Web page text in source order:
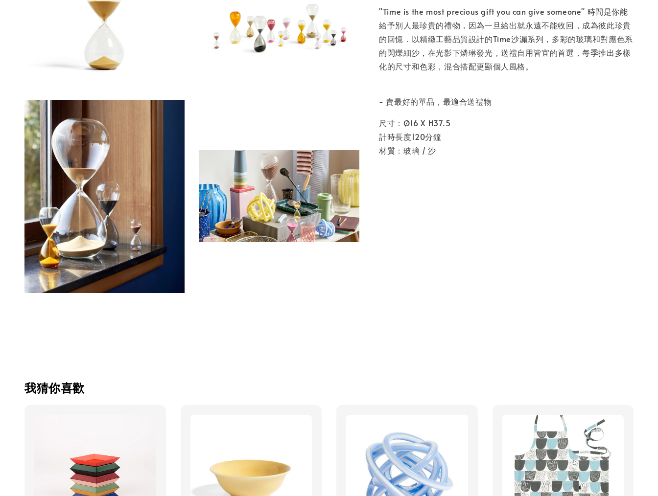
"Time is the most precious gift you can give someone" 時間是你能
給予別人最珍貴的禮物，因為一旦給出就永遠不能收回，成為彼此珍貴
的回憶．以精緻工藝品質設計的Time沙漏系列，多彩的玻璃和對應色系
的閃爍細沙，在光影下燐琳發光，送禮自用皆宜的首選，每季推出多樣
化的尺寸和色彩，混合搭配更顯個人風格。
- 賣最好的單品，最適合送禮物
尺寸：Ø16 X H37.5
計時長度120分鐘
材質：玻璃 / 沙
我猜你喜歡